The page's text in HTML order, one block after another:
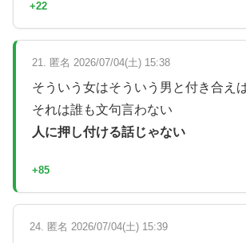
+22
21. 匿名 2026/07/04(土) 15:38
そういう女はそういう男と付き合え
それは誰も文句言わない
人に押し付ける話じゃない
+85
24. 匿名 2026/07/04(土) 15:39